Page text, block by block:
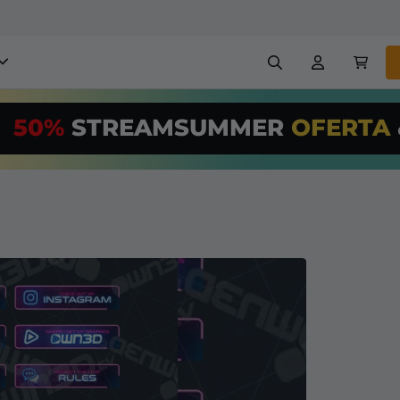
Month*
Configuração fácil para
etc
Painéis Banners
50% STREAMSUMMER OFERTA